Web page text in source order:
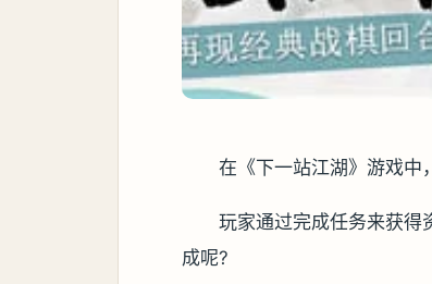
在《下一站江湖》游戏中
玩家通过完成任务来获得
成呢?